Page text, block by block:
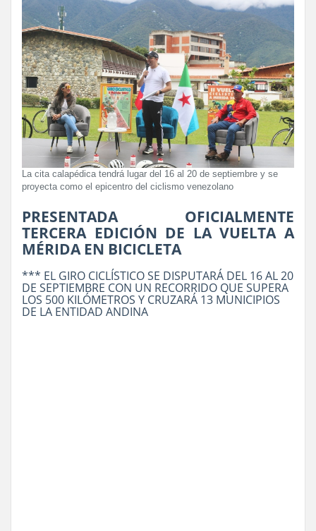
La cita calapédica tendrá lugar del 16 al 20 de septiembre y se
proyecta como el epicentro del ciclismo venezolano
PRESENTADA OFICIALMENTE
TERCERA EDICIÓN DE LA VUELTA A
MÉRIDA EN BICICLETA
*** EL GIRO CICLÍSTICO SE DISPUTARÁ DEL 16 AL 20
DE SEPTIEMBRE CON UN RECORRIDO QUE SUPERA
LOS 500 KILÓMETROS Y CRUZARÁ 13 MUNICIPIOS
DE LA ENTIDAD ANDINA